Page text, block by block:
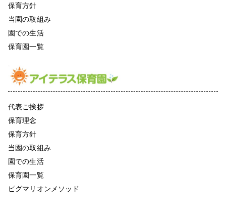
保育方針
当園の取組み
園での生活
保育園一覧
代表ご挨拶
保育理念
保育方針
当園の取組み
園での生活
保育園一覧
ピグマリオンメソッド